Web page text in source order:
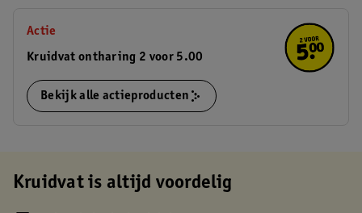
Actie
Kruidvat ontharing 2 voor 5.00
Bekijk alle actieproducten
Kruidvat is altijd voordelig